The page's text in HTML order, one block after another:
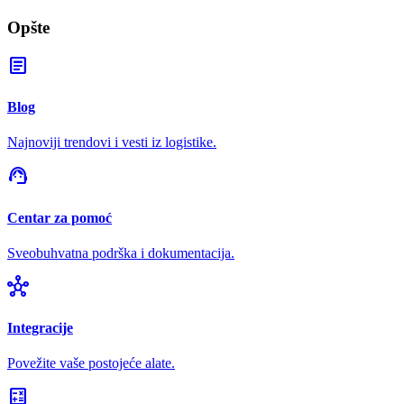
Opšte
article
Blog
Najnoviji trendovi i vesti iz logistike.
support_agent
Centar za pomoć
Sveobuhvatna podrška i dokumentacija.
hub
Integracije
Povežite vaše postojeće alate.
calculate